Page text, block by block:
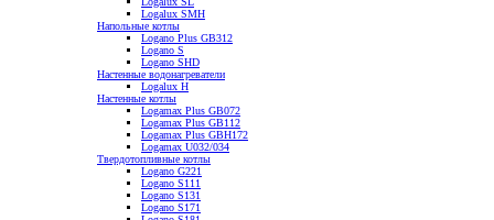
Logalux SMH
Напольные котлы
Logano Plus GB312
Logano S
Logano SHD
Настенные водонагреватели
Logalux H
Настенные котлы
Logamax Plus GB072
Logamax Plus GB112
Logamax Plus GBH172
Logamax U032/034
Твердотопливные котлы
Logano G221
Logano S111
Logano S131
Logano S171